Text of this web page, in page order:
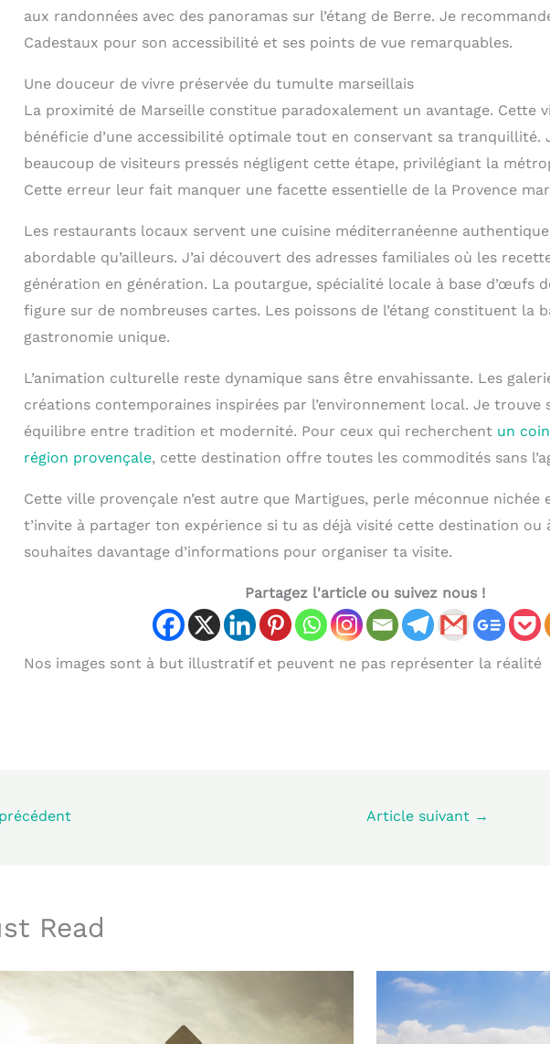
aux randonnées avec des panoramas sur l’étang de Berre. Je
Cadestaux pour son accessibilité et ses points de vue remarquables.
Une douceur de vivre préservée du tumulte marseillais
La proximité de Marseille constitue paradoxalement un avantage. Cette
bénéficie d’une accessibilité optimale tout en conservant sa tranquillité.
beaucoup de visiteurs pressés négligent cette étape, privilégiant la
Cette erreur leur fait manquer une facette essentielle de la Provence
Les restaurants locaux servent une cuisine méditerranéenne
abordable qu’ailleurs. J’ai découvert des adresses familiales où les
génération en génération. La poutargue, spécialité locale à base d’œufs
figure sur de nombreuses cartes. Les poissons de l’étang constituent la
gastronomie unique.
L’animation culturelle reste dynamique sans être envahissante. Les
créations contemporaines inspirées par l’environnement local. Je
équilibre entre tradition et modernité. Pour ceux qui recherchent un
région provençale, cette destination offre toutes les commodités sans
Cette ville provençale n’est autre que Martigues, perle méconnue nichée
t’invite à partager ton expérience si tu as déjà visité cette destination
souhaites davantage d’informations pour organiser ta visite.
Partagez l'article ou suivez nous !
Nos images sont à but illustratif et peuvent ne pas représenter la réalité
Article suivant →
Read